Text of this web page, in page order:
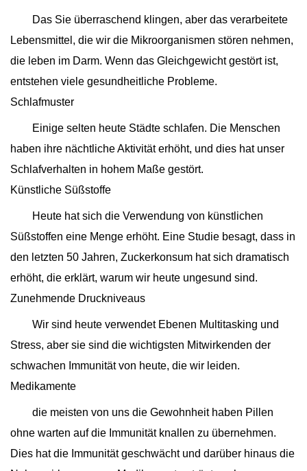
Das Sie überraschend klingen, aber das verarbeitete
Lebensmittel, die wir die Mikroorganismen stören nehmen,
die leben im Darm. Wenn das Gleichgewicht gestört ist,
entstehen viele gesundheitliche Probleme.
Schlafmuster
Einige selten heute Städte schlafen. Die Menschen
haben ihre nächtliche Aktivität erhöht, und dies hat unser
Schlafverhalten in hohem Maße gestört.
Künstliche Süßstoffe
Heute hat sich die Verwendung von künstlichen
Süßstoffen eine Menge erhöht. Eine Studie besagt, dass in
den letzten 50 Jahren, Zuckerkonsum hat sich dramatisch
erhöht, die erklärt, warum wir heute ungesund sind.
Zunehmende Druckniveaus
Wir sind heute verwendet Ebenen Multitasking und
Stress, aber sie sind die wichtigsten Mitwirkenden der
schwachen Immunität von heute, die wir leiden.
Medikamente
die meisten von uns die Gewohnheit haben Pillen
ohne warten auf die Immunität knallen zu übernehmen.
Dies hat die Immunität geschwächt und darüber hinaus die